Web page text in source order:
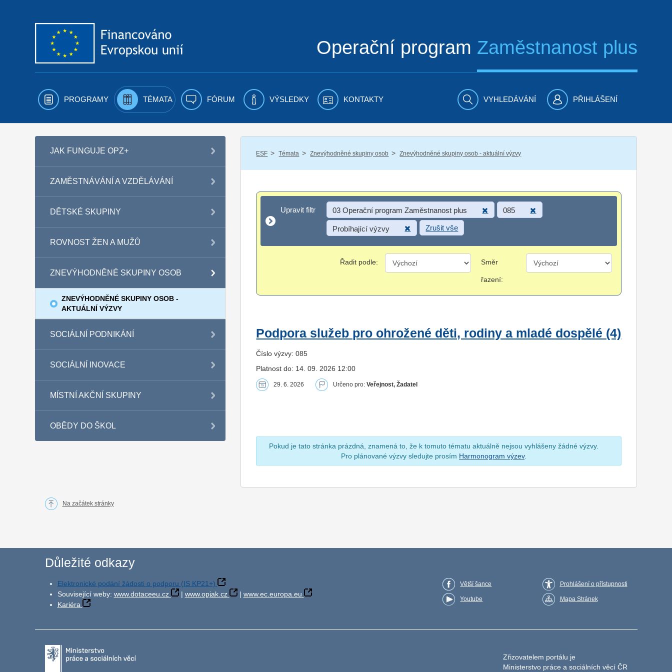
Operační program Zaměstnanost plus
PROGRAMY TÉMATA FÓRUM VÝSLEDKY KONTAKTY VYHLEDÁVÁNÍ PŘIHLÁŠENÍ
JAK FUNGUJE OPZ+
ZAMĚSTNÁVÁNÍ A VZDĚLÁVÁNÍ
DĚTSKÉ SKUPINY
ROVNOST ŽEN A MUŽŮ
ZNEVÝHODNĚNÉ SKUPINY OSOB
ZNEVÝHODNĚNÉ SKUPINY OSOB -
AKTUÁLNÍ VÝZVY
SOCIÁLNÍ PODNIKÁNÍ
SOCIÁLNÍ INOVACE
MÍSTNÍ AKČNÍ SKUPINY
OBĚDY DO ŠKOL
ESF / Témata / Znevýhodněné skupiny osob / Znevýhodněné skupiny osob - aktuální výzvy
Upravit filtr
Upravit filtr 03 Operační program Zaměstnanost plus 085
Probíhající výzvy Zrušit vše
Řadit podle: Směr
řazení:
Podpora služeb pro ohrožené děti, rodiny a mladé dospělé (4)
Číslo výzvy: 085
Platnost do: 14. 09. 2026 12:00
29. 6. 2026 Určeno pro:Veřejnost, Žadatel
Pokud je tato stránka prázdná, znamená to, že k tomuto tématu aktuálně nejsou vyhlášeny žádné výzvy.
Pro plánované výzvy sledujte prosím Harmonogram výzev.
Na začátek stránky
Důležité odkazy
Elektronické podání žádosti o podporu (IS KP21+)
Související weby: www.dotaceeu.cz | www.opjak.cz | www.ec.europa.eu
Kariéra
Větší šance
Youtube
Prohlášení o přístupnosti
Mapa Stránek
Zřizovatelem portálu je
Ministerstvo práce a sociálních věcí ČR